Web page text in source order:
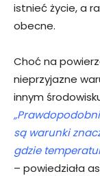
istnieć życie, a
obecne.
Choć na
nieprzyjazne
innym
są warunki
gdzie
– powiedziała